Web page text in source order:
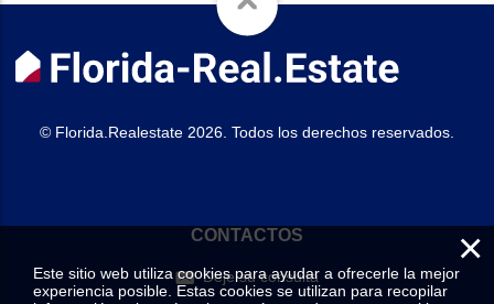
© Florida.Realestate 2026. Todos los derechos reservados.
CONTACTOS
Deje su consulta
×
Este sitio web utiliza cookies para ayudar a ofrecerle la mejor
experiencia posible. Estas cookies se utilizan para recopilar